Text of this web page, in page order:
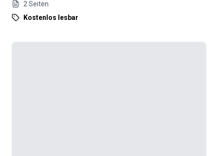
2 Seiten
Kostenlos lesbar